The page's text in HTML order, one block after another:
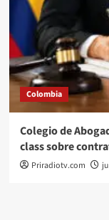
Colombia
Colegio de
class sobre
Priradiotv.com